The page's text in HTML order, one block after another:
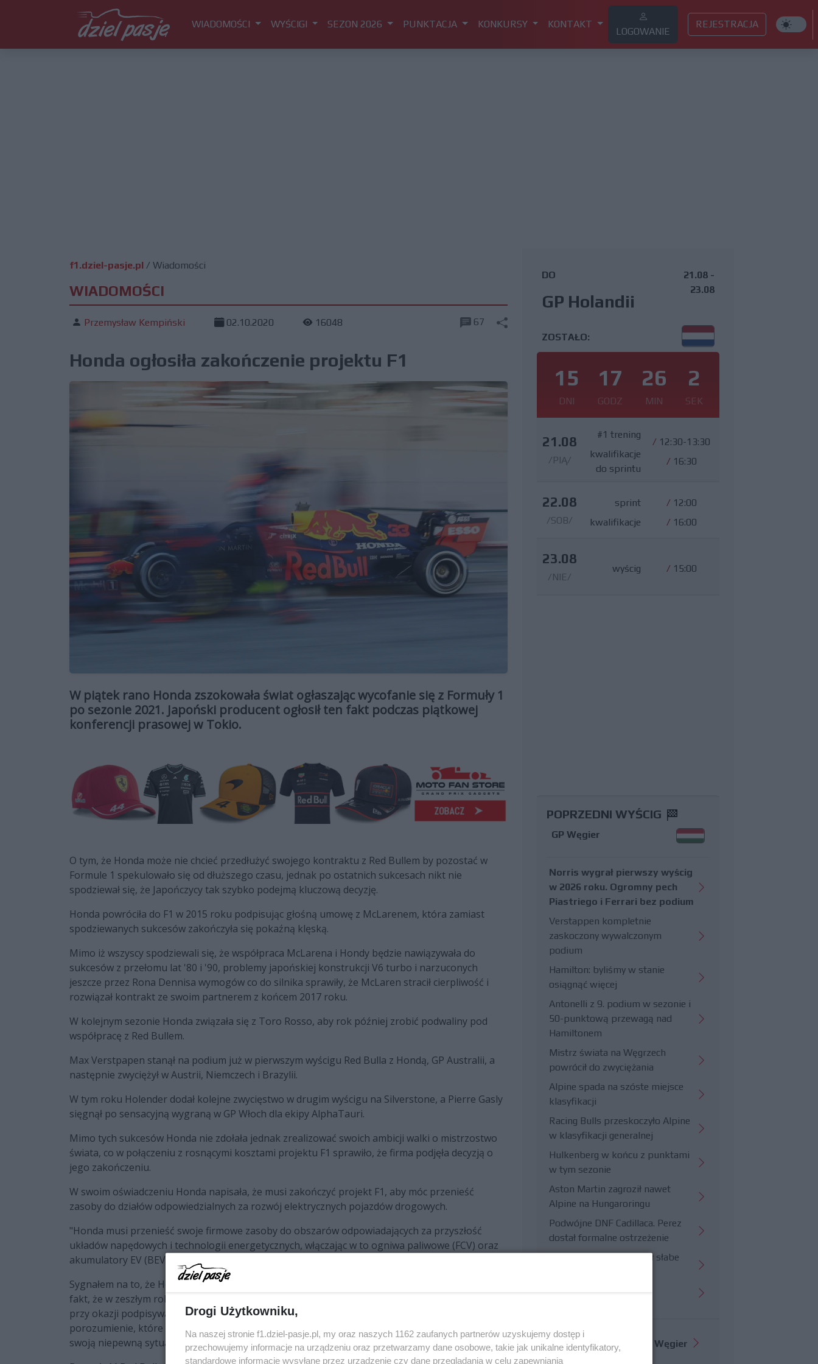
WIADOMOŚCI WYŚCIGI SEZON 2026 PUNKTACJA KONKURSY KONTAKT
LOGOWANIE
REJESTRACJA
f1.dziel-pasje.pl / Wiadomości
WIADOMOŚCI
Przemysław Kempiński 02.10.2020 16048 67
Honda ogłosiła zakończenie projektu F1
W piątek rano Honda zszokowała świat ogłaszając wycofanie się z Formuły 1
po sezonie 2021. Japoński producent ogłosił ten fakt podczas piątkowej
konferencji prasowej w Tokio.
O tym, że Honda może nie chcieć przedłużyć swojego kontraktu z Red Bullem by pozostać w
Formule 1 spekulowało się od dłuższego czasu, jednak po ostatnich sukcesach nikt nie
spodziewał się, że Japończycy tak szybko podejmą kluczową decyzję.
Honda powróciła do F1 w 2015 roku podpisując głośną umowę z McLarenem, która zamiast
spodziewanych sukcesów zakończyła się pokaźną klęską.
Mimo iż wszyscy spodziewali się, że współpraca McLarena i Hondy będzie nawiązywała do
sukcesów z przełomu lat '80 i '90, problemy japońskiej konstrukcji V6 turbo i narzuconych
jeszcze przez Rona Dennisa wymogów co do silnika sprawiły, że McLaren stracił cierpliwość i
rozwiązał kontrakt ze swoim partnerem z końcem 2017 roku.
W kolejnym sezonie Honda związała się z Toro Rosso, aby rok później zrobić podwaliny pod
współpracę z Red Bullem.
Max Verstpapen stanął na podium już w pierwszym wyścigu Red Bulla z Hondą, GP Australii, a
następnie zwyciężył w Austrii, Niemczech i Brazylii.
W tym roku Holender dodał kolejne zwycięstwo w drugim wyścigu na Silverstone, a Pierre Gasly
sięgnął po sensacyjną wygraną w GP Włoch dla ekipy AlphaTauri.
Mimo tych sukcesów Honda nie zdołała jednak zrealizować swoich ambicji walki o mistrzostwo
świata, co w połączeniu z rosnącymi kosztami projektu F1 sprawiło, że firma podjęła decyzją o
jego zakończeniu.
W swoim oświadczeniu Honda napisała, że musi zakończyć projekt F1, aby móc przenieść
zasoby do działów odpowiedzialnych za rozwój elektrycznych pojazdów drogowych.
"Honda musi przenieść swoje firmowe zasoby do obszarów odpowiadających za przyszłość
układów napędowych i technologii energetycznych, włączając w to ogniwa paliwowe (FCV) oraz
akumulatory EV (BEV), które będą stanowiły trzon technologii ekologicznych."
Sygnałem na to, że Honda może poważnie rozważać zakończenie współpracy z Red Bullem był
fakt, że w zeszłym roku przedłużyła ona swój kontrakt o tylko jeden sezon, a szefowie Red Bulla
przy okazji podpisywania Concorde Agreement wskazywali na to iż udało im się podpisać
porozumienie, które nie wiąże ich w stu procentach z pozostaniem w sporcie, wskazując na
swoją niepewną sytuację silnikową.
DO
GP Holandii
21.08 -
23.08
ZOSTAŁO:
15
DNI
17
GODZ
26
MIN
1
SEK
21.08
/PIĄ/
#1 trening
kwalifikacje
do sprintu
/ 12:30-13:30
/ 16:30
22.08
/SOB/
sprint
kwalifikacje
/ 12:00
/ 16:00
23.08
/NIE/
wyścig / 15:00
POPRZEDNI WYŚCIG
GP Węgier
Norris wygrał pierwszy wyścig
w 2026 roku. Ogromny pech
Piastriego i Ferrari bez podium
Verstappen kompletnie
zaskoczony wywalczonym
podium
Hamilton: byliśmy w stanie
osiągnąć więcej
Antonelli z 9. podium w sezonie i
50-punktową przewagą nad
Hamiltonem
Mistrz świata na Węgrzech
powrócił do zwyciężania
Alpine spada na szóste miejsce
klasyfikacji
Racing Bulls przeskoczyło Alpine
w klasyfikacji generalnej
Hulkenberg w końcu z punktami
w tym sezonie
Aston Martin zagroził nawet
Alpine na Hungaroringu
Podwójne DNF Cadillaca. Perez
dostał formalne ostrzeżenie
Hungaroring potwierdził słabe
Więcej informacji o GP Węgier
Drogi Użytkowniku,
Na naszej stronie f1.dziel-pasje.pl, my oraz naszych 1162 zaufanych partnerów uzyskujemy dostęp i
przechowujemy informacje na urządzeniu oraz przetwarzamy dane osobowe, takie jak unikalne identyfikatory,
standardowe informacje wysyłane przez urządzenie czy dane przeglądania w celu zapewniania